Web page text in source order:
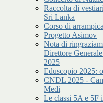
Raccolta di
Sri Lanka
Corso di
Progetto Asimov
Nota di
Direttore
2025
Eduscopio 2025:
CNDL 2025 -
Medi
Le classi 5A e 5F